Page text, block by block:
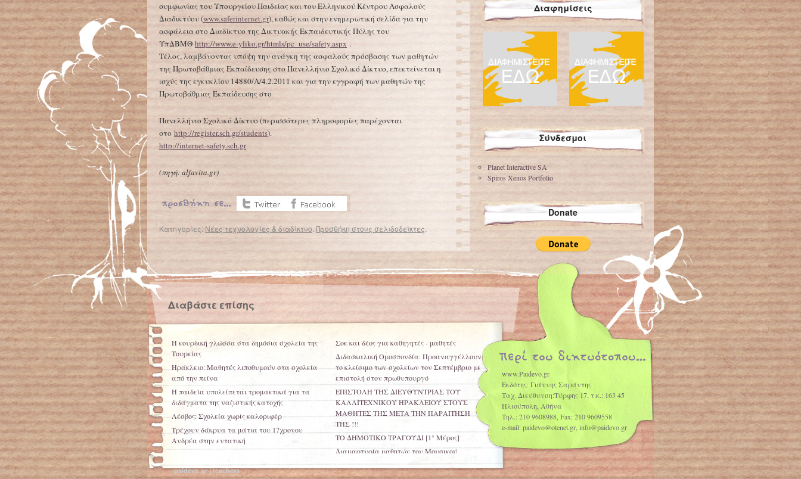
συμφωνίας του Υπουργείου Παιδείας και του Ελληνικού Κέντρου Ασφαλούς
Διαδικτύου (www.saferinternet.gr), καθώς και στην ενημερωτική σελίδα για την
ασφάλεια στο Διαδίκτυο της Δικτυακής Εκπαιδευτικής Πύλης του
ΥπΔΒΜΘ http://www.e-yliko.gr/htmls/pc_use/safety.aspx .
Τέλος, λαμβάνοντας υπόψη την ανάγκη της ασφαλούς πρόσβασης των μαθητών
της Πρωτοβάθμιας Εκπαίδευσης στο Πανελλήνιο Σχολικό Δίκτυο, επεκτείνεται η
ισχύς της εγκυκλίου 14880/Λ/4.2.2011 και για την εγγραφή των μαθητών της
Πρωτοβάθμιας Εκπαίδευσης στο
Πανελλήνιο Σχολικό Δίκτυο (περισσότερες πληροφορίες παρέχονται
στο http://register.sch.gr/students).
http://internet-safety.sch.gr
(πηγή: alfavita.gr)
Κατηγορίες: Νέες τεχνολογίες & διαδίκτυο. Προσθήκη στους σελιδοδείκτες.
← Επιστροφή στο %s
Διαφημίσεις
Σύνδεσμοι
Planet Interactive SA
Spiros Xenos Portfolio
Donate
Διαβάστε επίσης
Η κουρδική γλώσσα στα δημόσια σχολεία της
Τουρκίας
Ηράκλειο: Μαθητές λιποθυμούν στα σχολεία
από την πείνα
Η παιδεία υπολείπεται τρομακτικά για τα
διδάγματα της ναζιστικής κατοχής
Λέσβος: Σχολεία χωρίς καλοριφέρ
Τρέχουν δάκρυα τα μάτια του 17χρονου
Ανδρέα στην εντατική
Σοκ και δέος για καθηγητές - μαθητές
Διδασκαλική Ομοσπονδία: Προαναγγέλλουν
το κλείσιμο των σχολείων τον Σεπτέμβριο με
επιστολή στον πρωθυπουργό
ΕΠΙΣΤΟΛΗ ΤΗΣ ΔΙΕΥΘΥΝΤΡΙΑΣ ΤΟΥ
ΚΑΛΛΙΤΕΧΝΙΚΟΥ ΗΡΑΚΛΕΙΟΥ ΣΤΟΥΣ
ΜΑΘΗΤΕΣ ΤΗΣ ΜΕΤΑ ΤΗΝ ΠΑΡΑΙΤΗΣΗ
ΤΗΣ !!!
ΤΟ ΔΗΜΟΤΙΚΟ ΤΡΑΓΟΥΔΙ [1° Μέρος]
Διαμαρτυρία μαθητών του Μουσικού
www.Paidevo.gr
Εκδότης: Γιάννης Σαράντης
Ταχ. Διεύθυνση:Τύρφης 17, τ.κ.: 163 45
Ηλιούπολη, Αθήνα
Τηλ.: 210 9608988, Fax: 210 9609558
e-mail: paidevo@otenet.gr, info@paidevo.gr
paidevo.gr | teachers